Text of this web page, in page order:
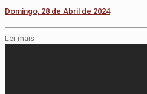
Domingo, 28 de Abril de 2024
Ler mais